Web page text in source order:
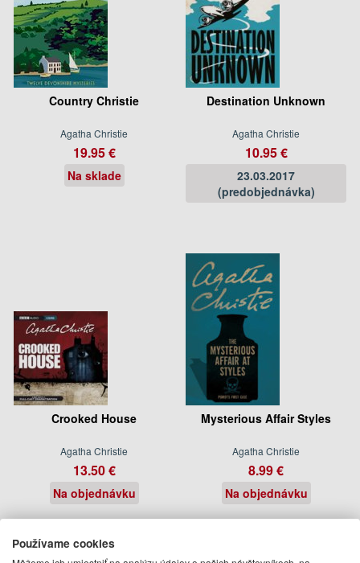
Country Christie
Agatha Christie
19.95 €
Na sklade
Destination Unknown
Agatha Christie
10.95 €
23.03.2017
(predobjednávka)
Crooked House
Agatha Christie
13.50 €
Na objednávku
Mysterious Affair Styles
Agatha Christie
8.99 €
Na objednávku
Používame cookies